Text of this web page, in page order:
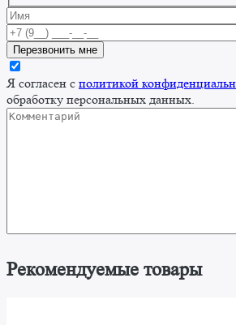
Я согласен с политикой
обработку персональных данных.
Рекомендуемые товары